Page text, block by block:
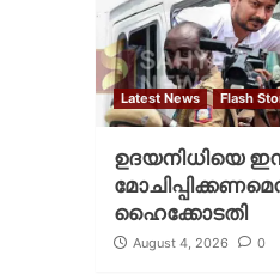
Latest News Flash
ഉദയനിധിയെ
ഹൈക്കോടതി
August 4, 2026 0